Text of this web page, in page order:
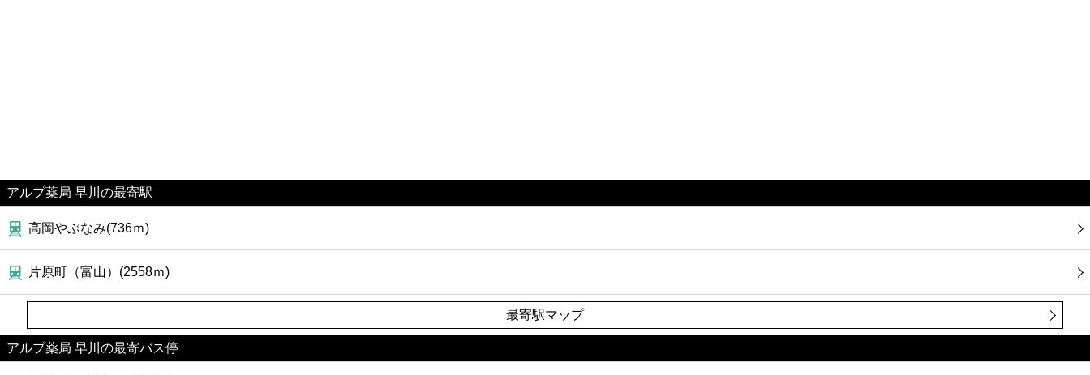
アルプ薬局 早川の最寄駅
高岡やぶなみ(736ｍ)
片原町（富山）(2558ｍ)
最寄駅マップ
アルプ薬局 早川の最寄バス停